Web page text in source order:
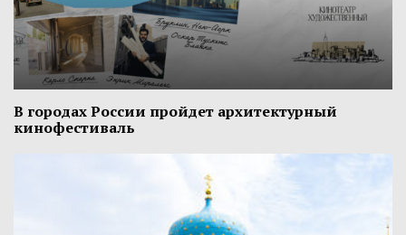
В городах России пройдет архитектурный
кинофестиваль